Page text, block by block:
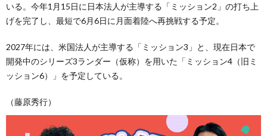
いる。今年1月15日に日本法人が主導する「ミッション2」の打ち上
げを完了し、最短で6月6日に月面着陸へ再挑戦する予定。
2027年には、米国法人が主導する「ミッション3」と、現在日本で
開発中のシリーズ3ランダー（仮称）を用いた「ミッション4（旧ミ
ッション6）」を予定している。
（藤原秀行）